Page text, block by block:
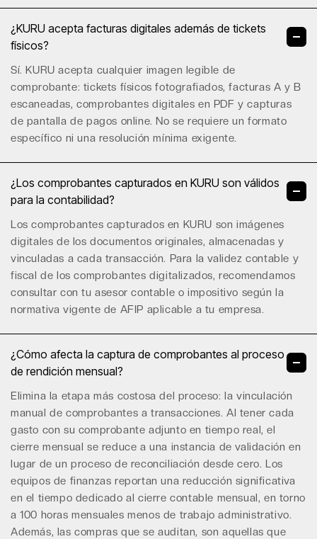
¿KURU acepta facturas digitales además de tickets
físicos?
Sí. KURU acepta cualquier imagen legible de
comprobante: tickets físicos fotografiados, facturas A y B
escaneadas, comprobantes digitales en PDF y capturas
de pantalla de pagos online. No se requiere un formato
específico ni una resolución mínima exigente.
¿Los comprobantes capturados en KURU son válidos
para la contabilidad?
Los comprobantes capturados en KURU son imágenes
digitales de los documentos originales, almacenadas y
vinculadas a cada transacción. Para la validez contable y
fiscal de los comprobantes digitalizados, recomendamos
consultar con tu asesor contable o impositivo según la
normativa vigente de AFIP aplicable a tu empresa.
¿Cómo afecta la captura de comprobantes al proceso
de rendición mensual?
Elimina la etapa más costosa del proceso: la vinculación
manual de comprobantes a transacciones. Al tener cada
gasto con su comprobante adjunto en tiempo real, el
cierre mensual se reduce a una instancia de validación en
lugar de un proceso de reconciliación desde cero. Los
equipos de finanzas reportan una reducción significativa
en el tiempo dedicado al cierre contable mensual, en torno
a 100 horas mensuales menos de trabajo administrativo.
Además, las compras que se auditan, son aquellas que